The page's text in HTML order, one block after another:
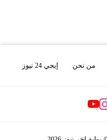
من نحن إيجي 24 نيوز
Social